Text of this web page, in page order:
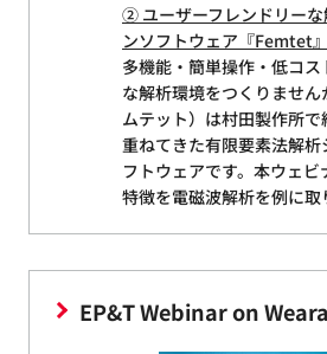
② ユーザーフレンドリーな
ンソフトウェア『Femtet』
多機能・簡単操作・低コ
な解析環境をつくりませ
ムテット）は村田製作所
重ねてきた有限要素法解析
フトウェアです。本ウェ
特徴を電磁波解析を例に取
EP&T Webinar on